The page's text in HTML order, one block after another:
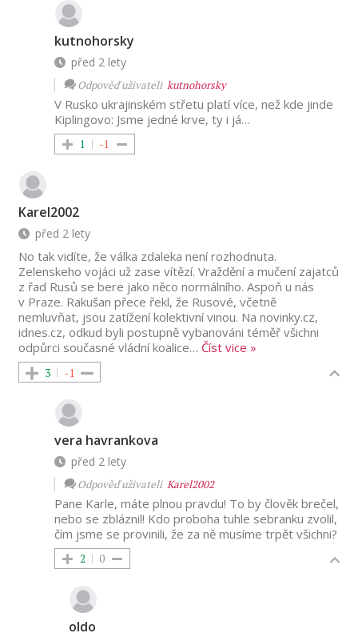
kutnohorsky
před 2 lety
Odpověď uživatelikutnohorsky
V Rusko ukrajinském střetu platí více, než kde jinde
Kiplingovo: Jsme jedné krve, ty i já…
1 -1
Karel2002
před 2 lety
No tak vidíte, že válka zdaleka není rozhodnuta.
Zelenskeho vojáci už zase vítězí. Vraždění a mučení zajatců
z řad Rusů se bere jako něco normálního. Aspoň u nás
v Praze. Rakušan přece řekl, že Rusové, včetně
nemluvňat, jsou zatížení kolektivní vinou. Na novinky.cz,
idnes.cz, odkud byli postupně vybanováni téměř všichni
odpůrci současné vládní koalice… Číst vice »
3 -1
vera havrankova
před 2 lety
Odpověď uživateliKarel2002
Pane Karle, máte plnou pravdu! To by člověk brečel,
nebo se zbláznil! Kdo proboha tuhle sebranku zvolil,
čím jsme se provinili, že za ně musíme trpět všichni?
2 0
oldo